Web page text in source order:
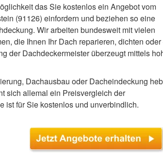
das Sie kostenlos ein Angebot vom
(91126) einfordern und beziehen so eine
Wir arbeiten bundesweit mit vielen
die Ihnen Ihr Dach reparieren, dichten
der Dachdeckermeister überzeugt mittels
Dachausbau oder Dacheindeckung
sich allemal ein Preisvergleich der
ist für Sie kostenlos und unverbindlich.